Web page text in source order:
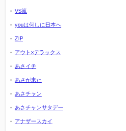
VS嵐
youは何しに日本へ
ZIP
アウト×デラックス
あさイチ
あさが来た
あさチャン
あさチャンサタデー
アナザースカイ